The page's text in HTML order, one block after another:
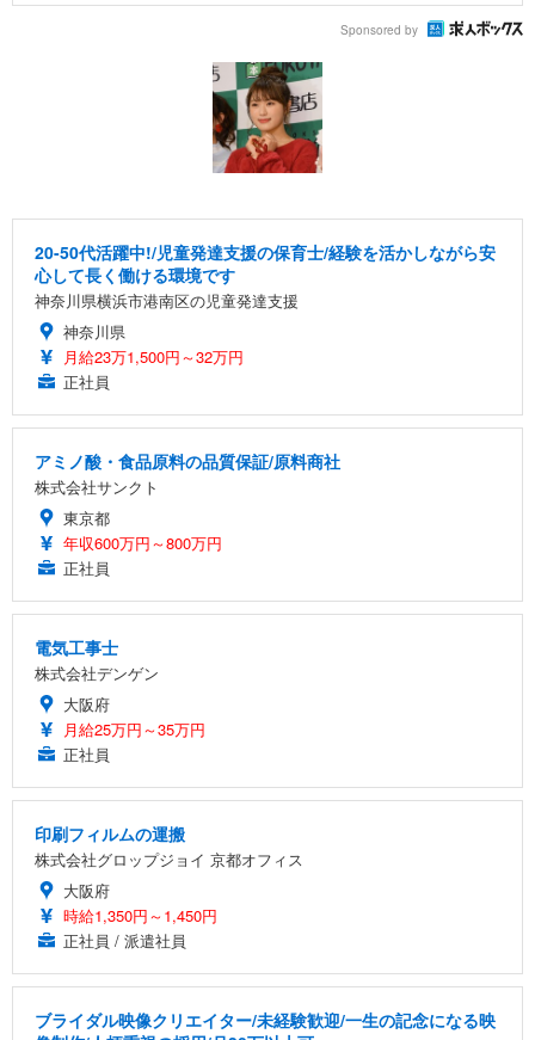
Sponsored by
20-50代活躍中!/児童発達支援の保育士/経験を活かしながら安
心して長く働ける環境です
神奈川県横浜市港南区の児童発達支援
神奈川県
月給23万1,500円～32万円
正社員
アミノ酸・食品原料の品質保証/原料商社
株式会社サンクト
東京都
年収600万円～800万円
正社員
電気工事士
株式会社デンゲン
大阪府
月給25万円～35万円
正社員
印刷フィルムの運搬
株式会社グロップジョイ 京都オフィス
大阪府
時給1,350円～1,450円
正社員 / 派遣社員
ブライダル映像クリエイター/未経験歓迎/一生の記念になる映